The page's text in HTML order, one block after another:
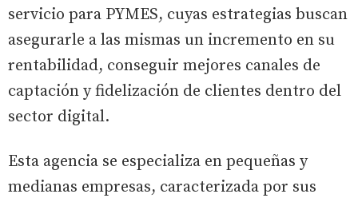
servicio para PYMES, cuyas estrategias buscan
asegurarle a las mismas un incremento en su
rentabilidad, conseguir mejores canales de
captación y fidelización de clientes dentro del
sector digital.
Esta agencia se especializa en pequeñas y
medianas empresas, caracterizada por sus